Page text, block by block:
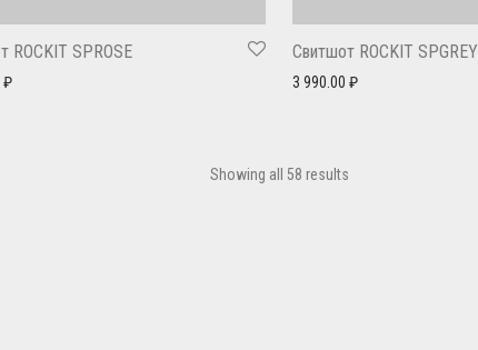
ROCKIT SPROSE
₽
Свитшот ROCKIT SPGREY
3 990.00 ₽
Showing all 58 results